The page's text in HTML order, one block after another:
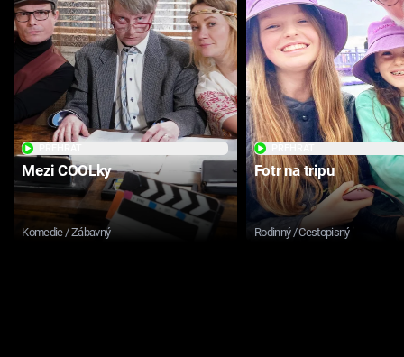
Mezi COOLky
Komedie / Zábavný
Fotr na tripu
Rodinný / Cestopisný